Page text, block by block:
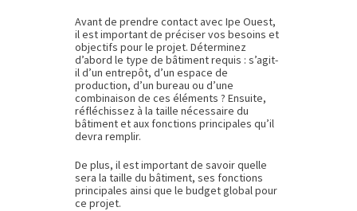
Avant de prendre contact avec Ipe Ouest,
il est important de préciser vos besoins et
objectifs pour le projet. Déterminez
d’abord le type de bâtiment requis : s’agit-
il d’un entrepôt, d’un espace de
production, d’un bureau ou d’une
combinaison de ces éléments ? Ensuite,
réfléchissez à la taille nécessaire du
bâtiment et aux fonctions principales qu’il
devra remplir.
De plus, il est important de savoir quelle
sera la taille du bâtiment, ses fonctions
principales ainsi que le budget global pour
ce projet.